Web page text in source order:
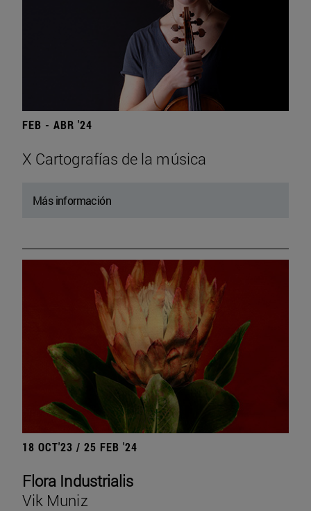
FEB - ABR '24
X Cartografías de la música
Más información
18 OCT'23 / 25 FEB '24
Flora Industrialis
Vik Muniz